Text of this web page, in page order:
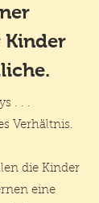
Kinder
. . .
Verhältnis.
die Kinder
eine